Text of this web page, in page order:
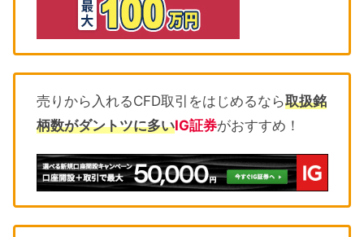
売りから入れるCFD取引をはじめるなら取扱銘
柄数がダントツに多いIG証券がおすすめ！